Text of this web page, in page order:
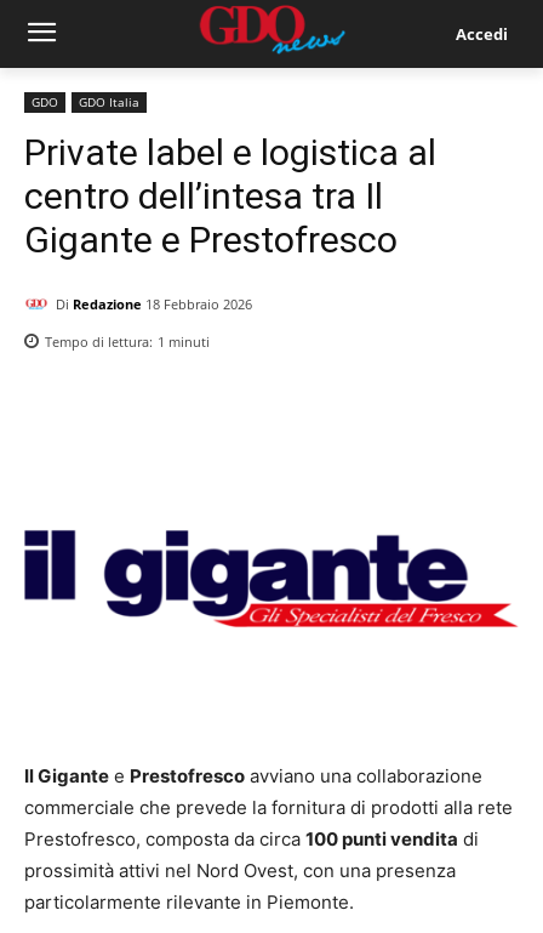
Accedi
GDO GDO Italia
Private label e logistica al
centro dell’intesa tra Il
Gigante e Prestofresco
Di Redazione 18 Febbraio 2026
Tempo di lettura: 1 minuti
Il Gigante e Prestofresco avviano una collaborazione
commerciale che prevede la fornitura di prodotti alla rete
Prestofresco, composta da circa 100 punti vendita di
prossimità attivi nel Nord Ovest, con una presenza
particolarmente rilevante in Piemonte.